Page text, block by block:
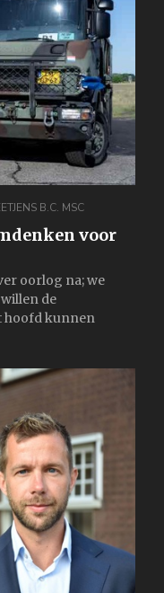
B.C. MSC
voor
oorlog na; we
de
hoofd kunnen